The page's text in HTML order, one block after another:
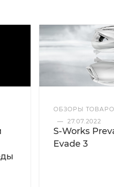
ОБЗОРЫ
— 27.07.2022
S-Works
Evade 3